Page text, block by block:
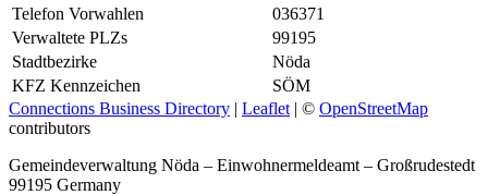
Telefon Vorwahlen
036371
Verwaltete PLZs
99195
Stadtbezirke
Nöda
KFZ Kennzeichen
SÖM
Connections Business Directory | Leaflet | © OpenStreetMap
contributors
Gemeindeverwaltung Nöda – Einwohnermeldeamt – Großrudestedt
99195 Germany